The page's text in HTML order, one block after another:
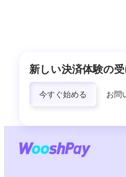
新しい決済体験の
今すぐ始める お問